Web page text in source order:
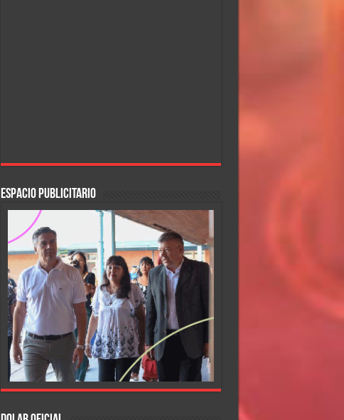
ESPACIO PUBLICITARIO